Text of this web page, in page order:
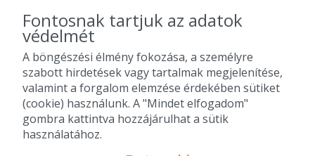
2010-2026 Copyright - Falatozz.hu - Diston-line Kft.
Pizza, gyros, hamburger, menük kedvező áron, egy helyen az összes
étterem ajánlata.
Fontosnak tartjuk az adatok
védelmét
A böngészési élmény fokozása, a személyre
szabott hirdetések vagy tartalmak megjelenítése,
valamint a forgalom elemzése érdekében sütiket
(cookie) használunk. A "Mindet elfogadom"
gombra kattintva hozzájárulhat a sütik
használatához.